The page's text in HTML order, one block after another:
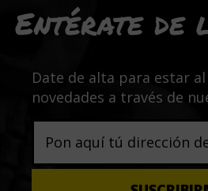
Entérate
Date de alta para estar
novedades a través de